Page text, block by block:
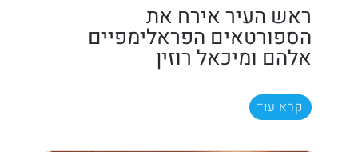
ראש העיר אירח את
הספורטאים הפראלימפיים
אלהם ומיכאל רוזין
קרא עוד